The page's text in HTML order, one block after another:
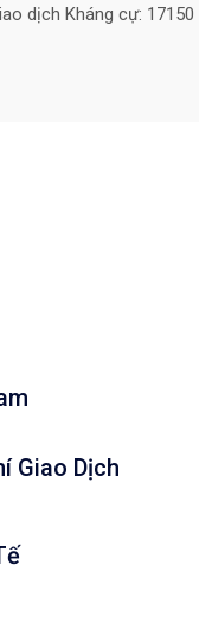
dịch Kháng cự:
Giao Dịch